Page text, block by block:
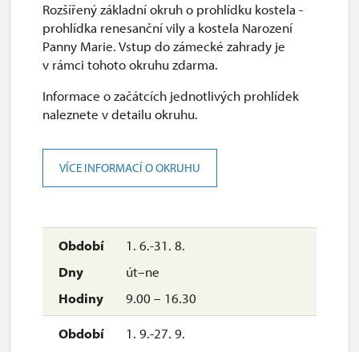
uzavřen
2027
1. 6.-31. 8.
út–ne
9.00 – 16.30
1. 9.-27. 9.
Rozšířený základní okruh o prohlídku kostela -
prohlídka renesanční vily a kostela Narození
Panny Marie. Vstup do zámecké zahrady je
v rámci tohoto okruhu zdarma.
Informace o začátcích jednotlivých prohlídek
naleznete v detailu okruhu.
VÍCE INFORMACÍ O OKRUHU